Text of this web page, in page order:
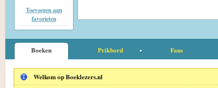
Toevoegen aan
favorieten
Boeken Prikbord Fans
Welkom op Boeklezers.nl